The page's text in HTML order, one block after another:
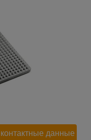
контактные данные